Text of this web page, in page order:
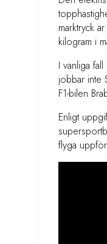
marktryck
kilogram i
I vanliga
jobbar inte
F1-bilen
Enligt
flyga